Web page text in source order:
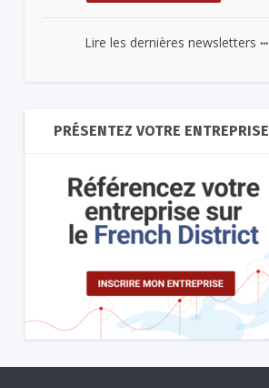
Lire les dernières newsletters ...
PRÉSENTEZ VOTRE ENTREPRISE